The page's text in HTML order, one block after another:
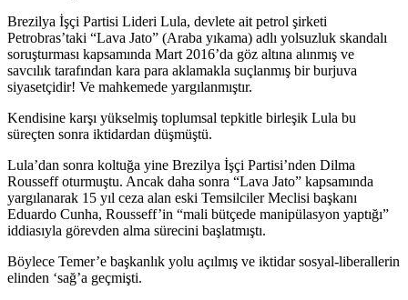
Brezilya İşçi Partisi Lideri Lula, devlete ait petrol şirketi
Petrobras’taki “Lava Jato” (Araba yıkama) adlı yolsuzluk skandalı
soruşturması kapsamında Mart 2016’da göz altına alınmış ve
savcılık tarafından kara para aklamakla suçlanmış bir burjuva
siyasetçidir! Ve mahkemede yargılanmıştır.
Kendisine karşı yükselmiş toplumsal tepkitle birleşik Lula bu
süreçten sonra iktidardan düşmüştü.
Lula’dan sonra koltuğa yine Brezilya İşçi Partisi’nden Dilma
Rousseff oturmuştu. Ancak daha sonra “Lava Jato” kapsamında
yargılanarak 15 yıl ceza alan eski Temsilciler Meclisi başkanı
Eduardo Cunha, Rousseff’in “mali bütçede manipülasyon yaptığı”
iddiasıyla görevden alma sürecini başlatmıştı.
Böylece Temer’e başkanlık yolu açılmış ve iktidar sosyal-liberallerin
elinden ‘sağ’a geçmişti.